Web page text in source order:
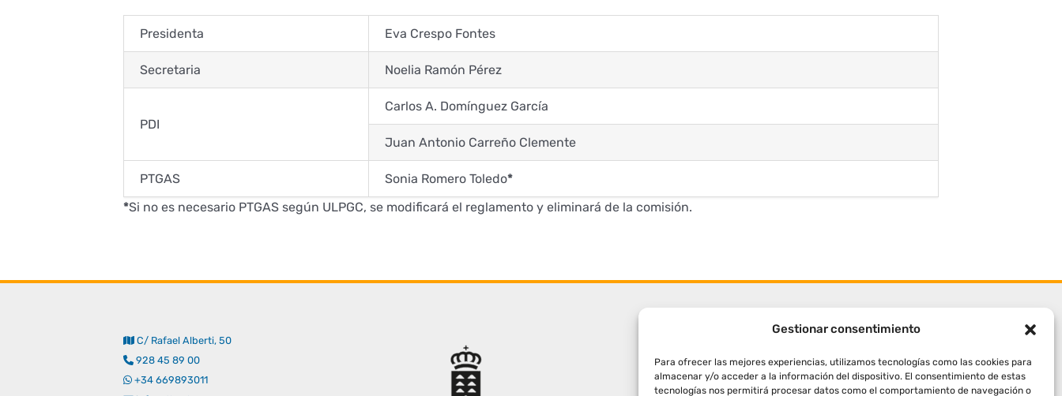
Gestionar consentimiento
Para ofrecer las mejores experiencias, utilizamos tecnologías como las cookies para
almacenar y/o acceder a la información del dispositivo. El consentimiento de estas
tecnologías nos permitirá procesar datos como el comportamiento de navegación o
Presidenta Eva Crespo Fontes
Secretaria Noelia Ramón Pérez
PDI
Carlos A. Domínguez García
Juan Antonio Carreño Clemente
PTGAS Sonia Romero Toledo*
*Si no es necesario PTGAS según ULPGC, se modificará el reglamento y eliminará de la comisión.
C/ Rafael Alberti, 50
928 45 89 00
+34 669893011